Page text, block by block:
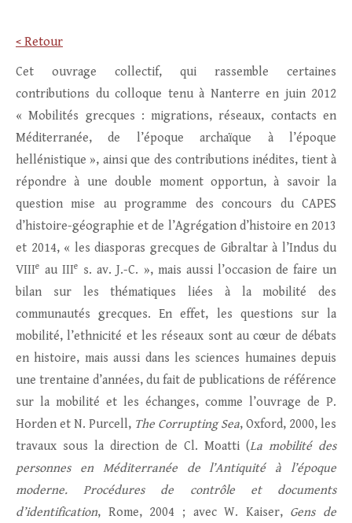
< Retour
Cet ouvrage collectif, qui rassemble certaines
contributions du colloque tenu à Nanterre en juin 2012
« Mobilités grecques : migrations, réseaux, contacts en
Méditerranée, de l’époque archaïque à l’époque
hellénistique », ainsi que des contributions inédites, tient à
répondre à une double moment opportun, à savoir la
question mise au programme des concours du CAPES
d’histoire-géographie et de l’Agrégation d’histoire en 2013
et 2014, « les diasporas grecques de Gibraltar à l’Indus du
VIIIe au IIIe
s. av. J.-C. », mais aussi l’occasion de faire un
bilan sur les thématiques liées à la mobilité des
communautés grecques. En effet, les questions sur la
mobilité, l’ethnicité et les réseaux sont au cœur de débats
en histoire, mais aussi dans les sciences humaines depuis
une trentaine d’années, du fait de publications de référence
sur la mobilité et les échanges, comme l’ouvrage de P.
Horden et N. Purcell, The Corrupting Sea, Oxford, 2000, les
travaux sous la direction de Cl. Moatti (La mobilité des
personnes en Méditerranée
de l’Antiquité à l’époque
moderne. Procédures de contrôle et documents
d’identification, Rome, 2004 ; avec W. Kaiser, Gens de